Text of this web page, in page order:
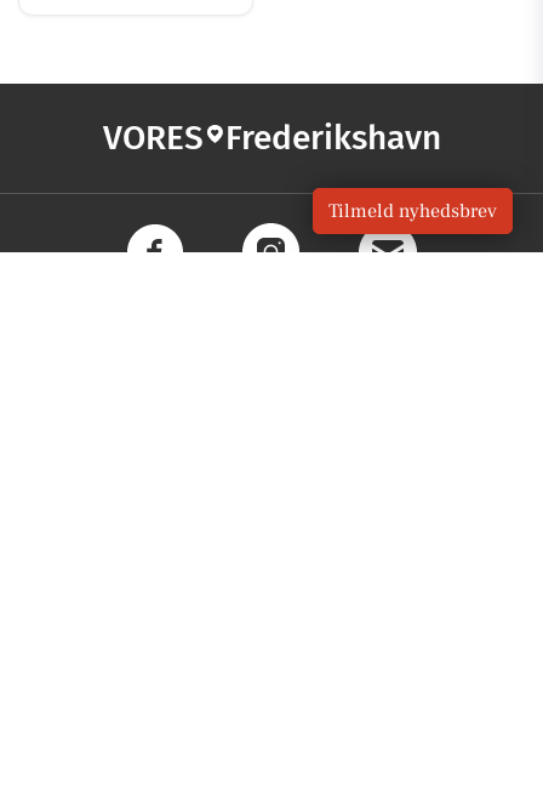
VORES Frederikshavn
Tilmeld nyhedsbrev